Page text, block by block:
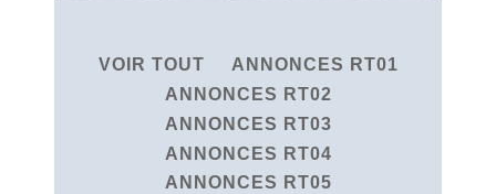
VOIR TOUT
ANNONCES RT01
ANNONCES RT02
ANNONCES RT03
ANNONCES RT04
ANNONCES RT05